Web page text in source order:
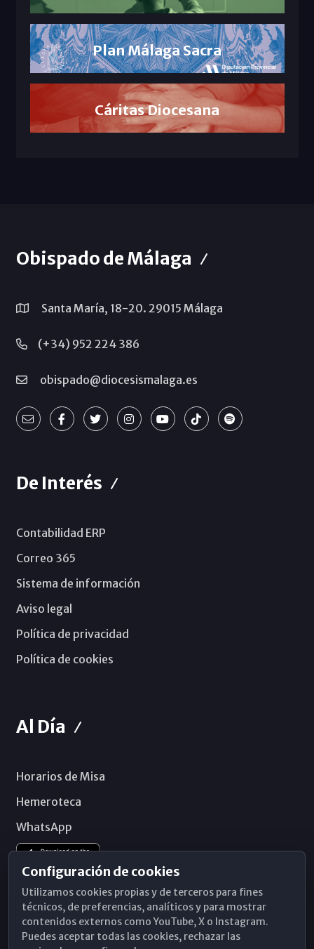
Plan Málaga Sacra
Cáritas Diocesana
Obispado de Málaga
Santa María, 18-20. 29015 Málaga
(+34) 952 224 386
obispado@diocesismalaga.es
De Interés
Contabilidad ERP
Correo 365
Sistema de información
Aviso legal
Política de privacidad
Política de cookies
Al Día
Horarios de Misa
Hemeroteca
WhatsApp
Configuración de cookies
Utilizamos cookies propias y de terceros para fines
técnicos, de preferencias, analíticos y para mostrar
contenidos externos como YouTube, X o Instagram.
Puedes aceptar todas las cookies, rechazar las